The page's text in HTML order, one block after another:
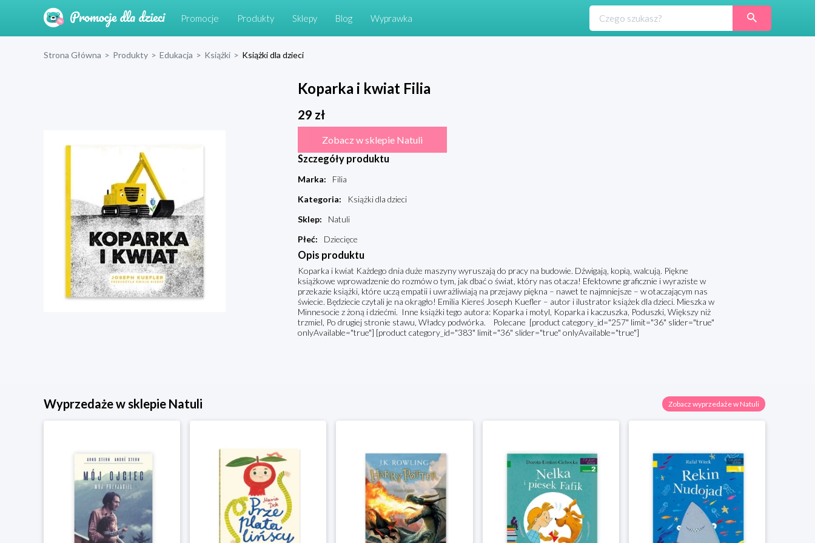
Promocje Produkty Sklepy Blog Wyprawka
Strona Główna > Produkty > Edukacja > Książki > Książki dla dzieci
Koparka i kwiat Filia
29 zł
Zobacz w sklepie Natuli
Szczegóły produktu
Marka:
Filia
Kategoria:
Książki dla dzieci
Sklep:
Natuli
Płeć: Dziecięce
Opis produktu
Koparka i kwiat Każdego dnia duże maszyny wyruszają do pracy na budowie. Dźwigają, kopią, walcują. Piękne
książkowe wprowadzenie do rozmów o tym, jak dbać o świat, który nas otacza! Efektowne graficznie i wyraziste w
przekazie książki, które uczą empatii i uwrażliwiają na przejawy piękna – nawet te najmniejsze – w otaczającym nas
świecie. Będziecie czytali je na okrągło! Emilia Kiereś Joseph Kuefler – autor i ilustrator książek dla dzieci. Mieszka w
Minnesocie z żoną i dziećmi. Inne książki tego autora: Koparka i motyl, Koparka i kaczuszka, Poduszki, Większy niż
trzmiel, Po drugiej stronie stawu, Władcy podwórka. Polecane [product category_id="257" limit="36" slider="true"
onlyAvailable="true"] [product category_id="383" limit="36" slider="true" onlyAvailable="true"]
Wyprzedaże w sklepie Natuli Zobacz wyprzedaże w Natuli